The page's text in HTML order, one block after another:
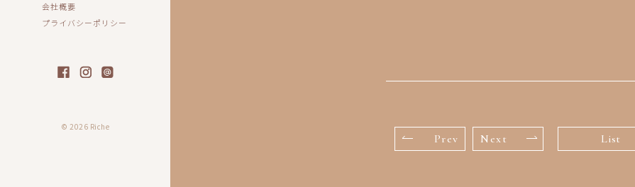
会社概要
プライバシーポリシー
© 2026 Riche
Prev Next List